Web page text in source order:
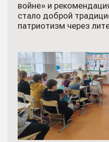
войне» и
стало доброй
патриотизм через